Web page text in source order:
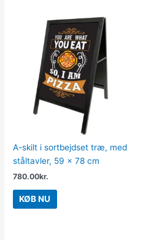
A-skilt i sortbejdset træ, med
ståltavler, 59 x 78 cm
780.00kr.
KØB NU